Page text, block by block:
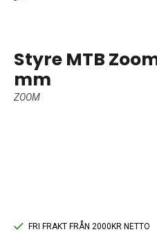
Styre MTB
mm
ZOOM
FRI FRAKT FRÅN 2000KR NETTO